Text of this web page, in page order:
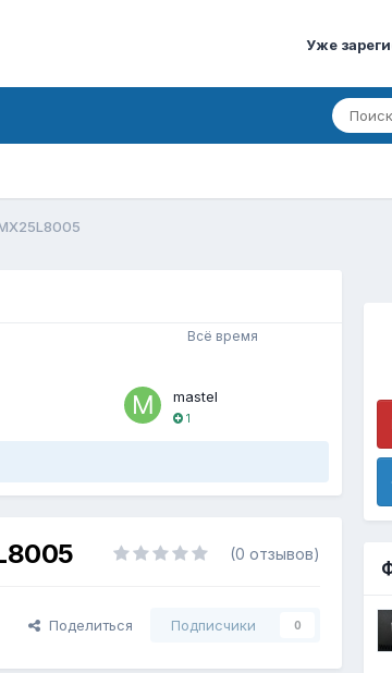
Уже
Всё время
mastel
1
(0 отзывов)
Поделиться Подписчики 0